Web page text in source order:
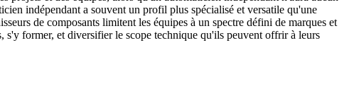
indépendant a souvent un profil plus spécialisé et versatile qu'une
de composants limitent les équipes à un spectre défini de marques et
s'y former, et diversifier le scope technique qu'ils peuvent offrir à leurs